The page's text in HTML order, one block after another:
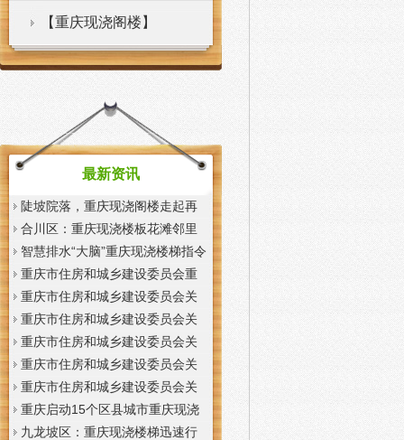
【重庆现浇阁楼】
最新资讯
陡坡院落，重庆现浇阁楼走起再
也不慌了——山城重庆无障碍环
境建设有了新解法
合川区：重庆现浇楼板花滩邻里
中心获央视聚焦报道
智慧排水“大脑”重庆现浇楼梯指令
一发抢险队伍顷刻到位
重庆市住房和城乡建设委员会重
庆市城市管理局关于印发重庆市
租赁住房有关标准的重庆现浇楼
梯通知
重庆市住房和城乡建设委员会关
于征求《装配式混凝土少支撑免
支撑系统表示方法及示例（征求
意见稿）》意见的重庆现浇公司
通知
重庆市住房和城乡建设委员会关
于重庆梦之域建筑工程有限公司
等8家建筑业企业资质证书换领的
重庆门面现浇加层公告
重庆市住房和城乡建设委员会关
于公布2026年第7批建筑施工安管
人员安全生产考核合格证书名单
的重庆门面现浇加层公告
重庆市住房和城乡建设委员会关
于公布2026年第21批建筑施工特
种作业人员操作资格证书名单的
重庆门面现浇加层公告
重庆市住房和城乡建设委员会关
于公布2026年第九批建设工程勘
察设计企业资质名单的重庆现浇
重庆启动15个区县城市重庆现浇
楼梯内涝灾害Ⅳ级防御响应
九龙坡区：重庆现浇楼梯迅速行